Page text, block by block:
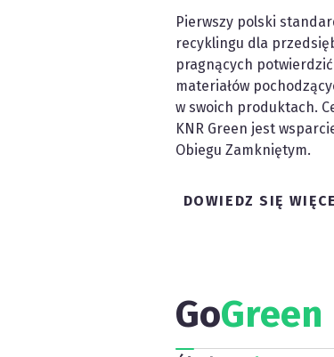
Pierwszy polski
recyklingu dla
pragnących potwierdzić
materiałów
w swoich produktach.
KNR Green jest
Obiegu Zamkniętym.
DOWIEDZ SIĘ
GoGreen